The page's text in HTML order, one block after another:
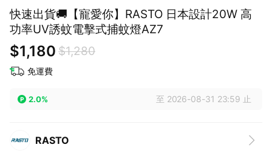
快速出貨🚚【寵愛你】RASTO 日本設計20W 高
功率UV誘蚊電擊式捕蚊燈AZ7
$1,180 $1,280
免運費
2.0% 至 2026-08-31 23:59 止
RASTO